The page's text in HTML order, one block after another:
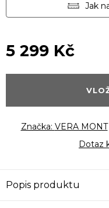
Jak
5 299 Kč
cena:
Značka: VERA MONT
Dotaz
Popis produktu